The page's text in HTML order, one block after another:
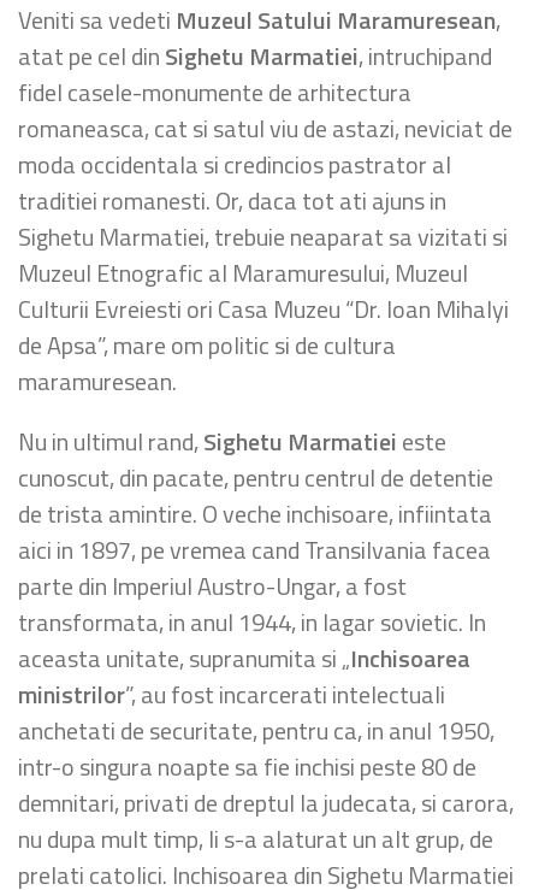
Veniti sa vedeti Muzeul Satului Maramuresean,
atat pe cel dinSighetu Marmatiei, intruchipand
fidel casele-monumente de arhitectura
romaneasca, cat si satul viu de astazi, neviciat de
moda occidentala si credincios pastrator al
traditiei romanesti. Or, daca tot ati ajuns in
Sighetu Marmatiei, trebuie neaparat sa vizitati si
Muzeul Etnografic al Maramuresului, Muzeul
Culturii Evreiesti ori Casa Muzeu “Dr. Ioan Mihalyi
de Apsa”, mare om politic si de cultura
maramuresean.
Nu in ultimul rand,Sighetu Marmatieieste
cunoscut, din pacate, pentru centrul de detentie
de trista amintire. O veche inchisoare, infiintata
aici in 1897, pe vremea cand Transilvania facea
parte din Imperiul Austro-Ungar, a fost
transformata, in anul 1944, in lagar sovietic. In
aceasta unitate, supranumita si „Inchisoarea
ministrilor”, au fost incarcerati intelectuali
anchetati de securitate, pentru ca, in anul 1950,
intr-o singura noapte sa fie inchisi peste 80 de
demnitari, privati de dreptul la judecata, si carora,
nu dupa mult timp, li s-a alaturat un alt grup, de
prelati catolici. Inchisoarea din Sighetu Marmatiei